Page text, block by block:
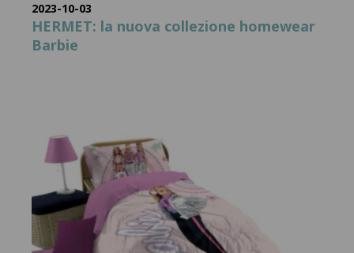
2023-10-03
HERMET: la nuova collezione homewear
Barbie